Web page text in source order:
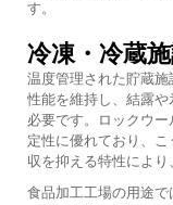
す。
冷凍・冷蔵
温度管理された貯蔵
性能を維持し、結露
必要です。ロックウ
定性に優れており、
収を抑える特性により
食品加工工場の用途